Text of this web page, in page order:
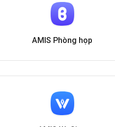
AMIS Phòng họp